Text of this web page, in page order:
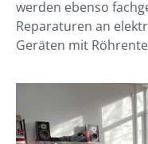
werden ebenso
Reparaturen an
Geräten mit